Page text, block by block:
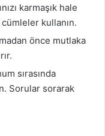
karmaşık hale
kullanın.
önce mutlaka
sırasında
Sorular sorarak